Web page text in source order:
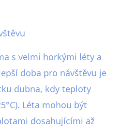
s velmi horkými léty a
doba pro návštěvu je
dubna, kdy teploty
Léta mohou být
dosahujícími až